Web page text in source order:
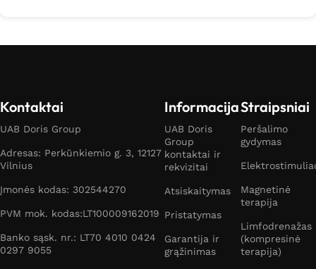
Kontaktai
UAB Doris Group
Adresas: Perkūnkiemio g. 3, 12127
Vilnius
Įmonės kodas: 302544270
PVM mok. kodas:LT100009162019
Banko sąsk. nr.: LT70 4010 0424
0297 9055
Informacija
UAB Doris
Group
kontaktai ir
rekvizitai
Atsiskaitymas
Pristatymas
Garantija ir
grąžinimas
Straipsniai
Peršalimo
gydymas
Magnetinė
terapija
Limfodrenažas
(kompresinė
terapija)